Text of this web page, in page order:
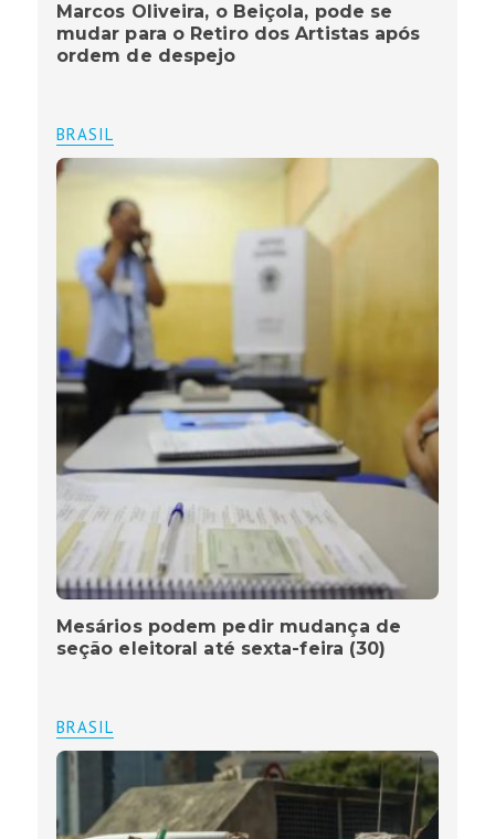
Marcos Oliveira, o Beiçola, pode se
mudar para o Retiro dos Artistas após
ordem de despejo
BRASIL
Mesários podem pedir mudança de
seção eleitoral até sexta-feira (30)
BRASIL